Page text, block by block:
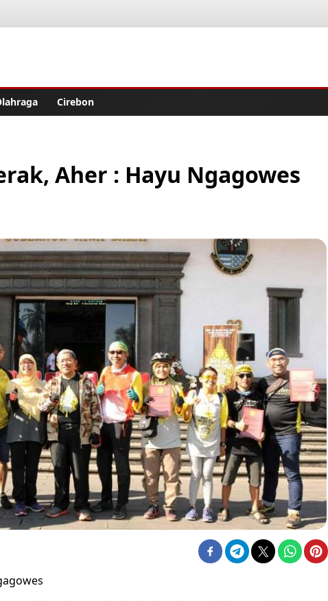
Cirebon
Aher : Hayu Ngagowes